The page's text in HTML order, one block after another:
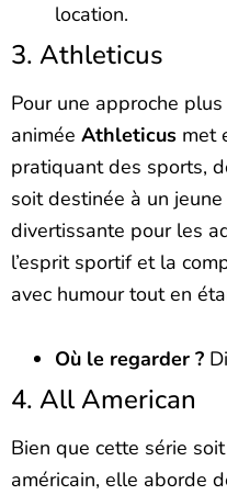
location.
3. Athleticus
Pour une approche
animée Athleticus met
pratiquant des sports,
soit destinée à un
divertissante pour les
l’esprit sportif et la
avec humour tout en
Où le regarder ?
4. All American
Bien que cette série
américain, elle aborde